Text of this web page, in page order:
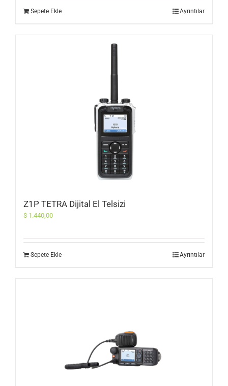
Sepete Ekle Ayrıntılar
Z1P TETRA Dijital El Telsizi
$ 1.440,00
Sepete Ekle Ayrıntılar